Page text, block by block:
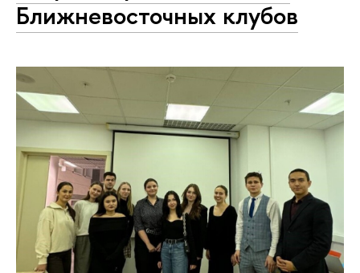
Ближневосточных клубов